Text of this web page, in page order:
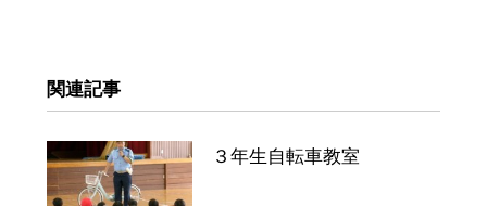
関連記事
３年生自転車教室